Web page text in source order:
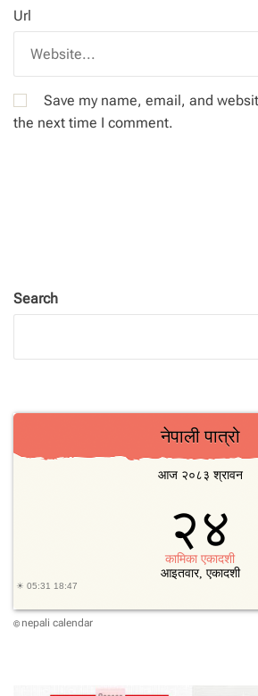
Url
Save my name, email, and
the next time I comment.
Search
© nepali calendar